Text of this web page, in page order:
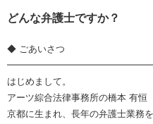
どんな弁護士ですか？
◆ ごあいさつ
はじめまして。
アーツ綜合法律事務所の橋本 有恒
京都に生まれ、長年の弁護士業務